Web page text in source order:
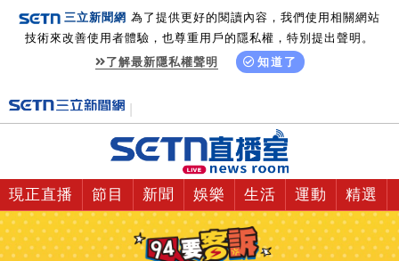
三立新聞網 為了提供更好的閱讀內容，我們使用相關網站
技術來改善使用者體驗，也尊重用戶的隱私權，特別提出聲明。
了解最新隱私權聲明
知道了
現正直播 節目 新聞 娛樂 生活 運動 精選